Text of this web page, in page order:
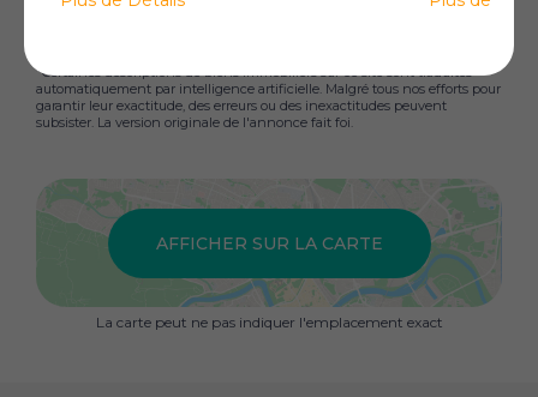
*Certaines descriptions de biens immobiliers sur ce site sont traduites
automatiquement par intelligence artificielle. Malgré tous nos efforts pour
garantir leur exactitude, des erreurs ou des inexactitudes peuvent
subsister. La version originale de l'annonce fait foi.
AFFICHER SUR LA CARTE
La carte peut ne pas indiquer l'emplacement exact